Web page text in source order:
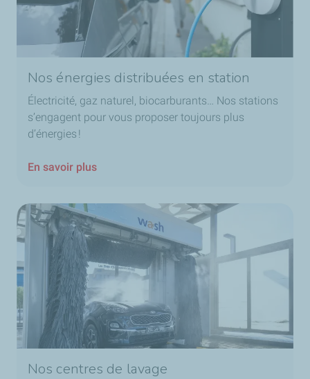
Nos énergies distribuées en station
Électricité, gaz naturel, biocarburants… Nos stations
s’engagent pour vous proposer toujours plus
d’énergies !
En savoir plus
Nos centres de lavage